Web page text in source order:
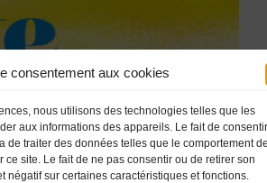
consentement aux cookies
nous utilisons des technologies telles que les
aux informations des appareils. Le fait de
de traiter des données telles que le comportement
site. Le fait de ne pas consentir ou de retirer son
négatif sur certaines caractéristiques et fonctions.